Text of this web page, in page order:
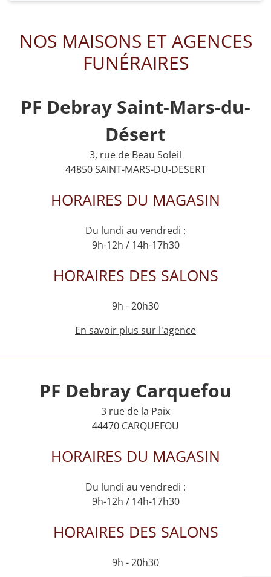
NOS MAISONS ET AGENCES
FUNÉRAIRES
PF Debray Saint-Mars-du-
Désert
3, rue de Beau Soleil
44850 SAINT-MARS-DU-DESERT
HORAIRES DU MAGASIN
Du lundi au vendredi :
9h-12h / 14h-17h30
HORAIRES DES SALONS
9h - 20h30
En savoir plus sur l'agence
PF Debray Carquefou
3 rue de la Paix
44470 CARQUEFOU
HORAIRES DU MAGASIN
Du lundi au vendredi :
9h-12h / 14h-17h30
HORAIRES DES SALONS
9h - 20h30